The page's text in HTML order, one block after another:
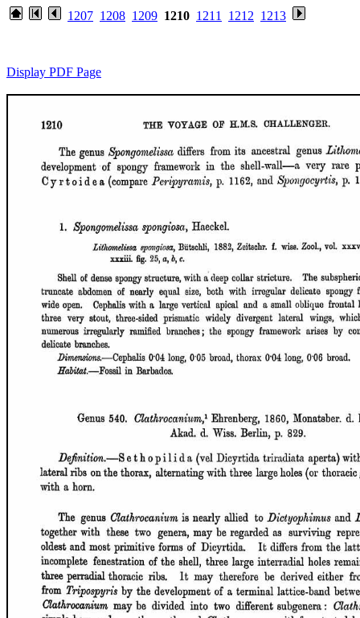
1207 1208 1209 1210 1211 1212 1213
Display PDF Page